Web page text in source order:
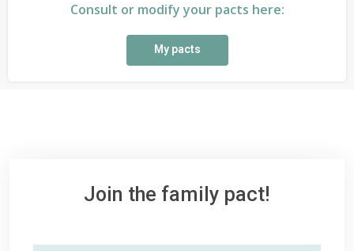
Consult or modify your pacts here:
My pacts
Join the family pact!